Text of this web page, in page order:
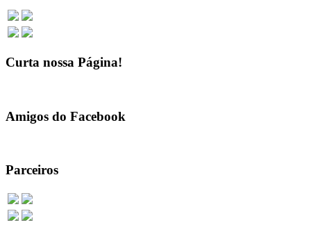
Curta nossa Página!
Amigos do Facebook
Parceiros